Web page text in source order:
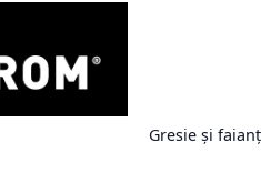
Gresie și